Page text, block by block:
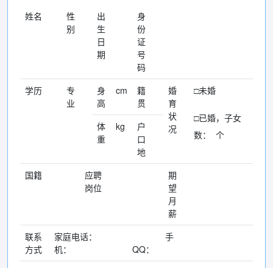
姓名
性
别
出
生
日
期
身
份
证
号
码
学历
专
业
身
高
cm
籍
贯
婚
育
状
况
□未婚
□已婚，子女
数： 个
体
重
kg
户
口
地
国籍
应聘
岗位
期
望
月
薪
联系
方式
家庭电话： 手
机： QQ：